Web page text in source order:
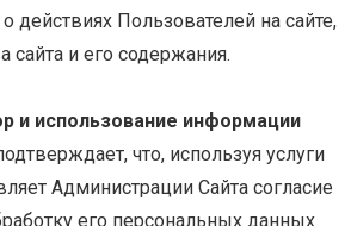
действиях Пользователей на сайте,
сайта и его содержания.
и использование информации
что, используя услуги
Администрации Сайта согласие
его персональных данных